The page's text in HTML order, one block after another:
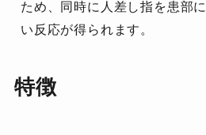
ため、同時に人差し指を患部
い反応が得られます。
特徴